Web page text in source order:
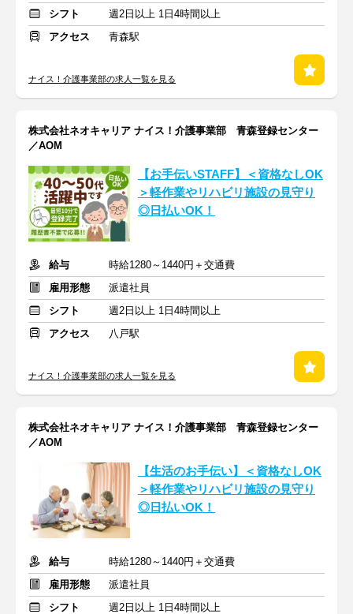
シフト
週2日以上 1日4時間以上
アクセス
青森駅
ナイス！介護事業部の求人一覧を見る
株式会社ネオキャリア ナイス！介護事業部 青森登録センター
／AOM
【お手伝いSTAFF】＜資格なしOK
＞軽作業やリハビリ施設の見守り
◎日払いOK！
給与
時給1280～1440円＋交通費
雇用形態
派遣社員
シフト
週2日以上 1日4時間以上
アクセス
八戸駅
ナイス！介護事業部の求人一覧を見る
株式会社ネオキャリア ナイス！介護事業部 青森登録センター
／AOM
【生活のお手伝い】＜資格なしOK
＞軽作業やリハビリ施設の見守り
◎日払いOK！
給与
時給1280～1440円＋交通費
雇用形態
派遣社員
シフト
週2日以上 1日4時間以上